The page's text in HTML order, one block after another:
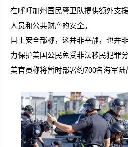
在呼吁加州国民警卫队提供额外支
人员和公共财产的安全。
国土安全部称，这并非平静，也并
力保护美国公民免受非法移民犯罪分
美官员称将暂时部署约700名海军陆